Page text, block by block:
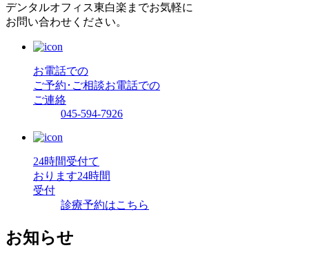
デンタルオフィス東白楽までお気軽に
お問い合わせください。
お電話での
ご予約･ご相談お電話での
ご連絡
045-594-7926
24時間受付て
おります24時間
受付
診療予約はこちら
お知らせ